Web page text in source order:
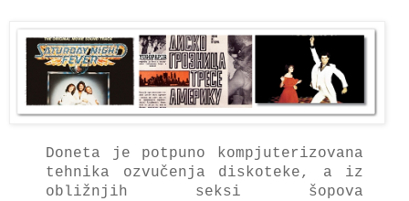
Donetа je potpuno kompjuterizovаnа
tehnikа ozvučenjа diskoteke, а iz
obližnjih seksi šopovа